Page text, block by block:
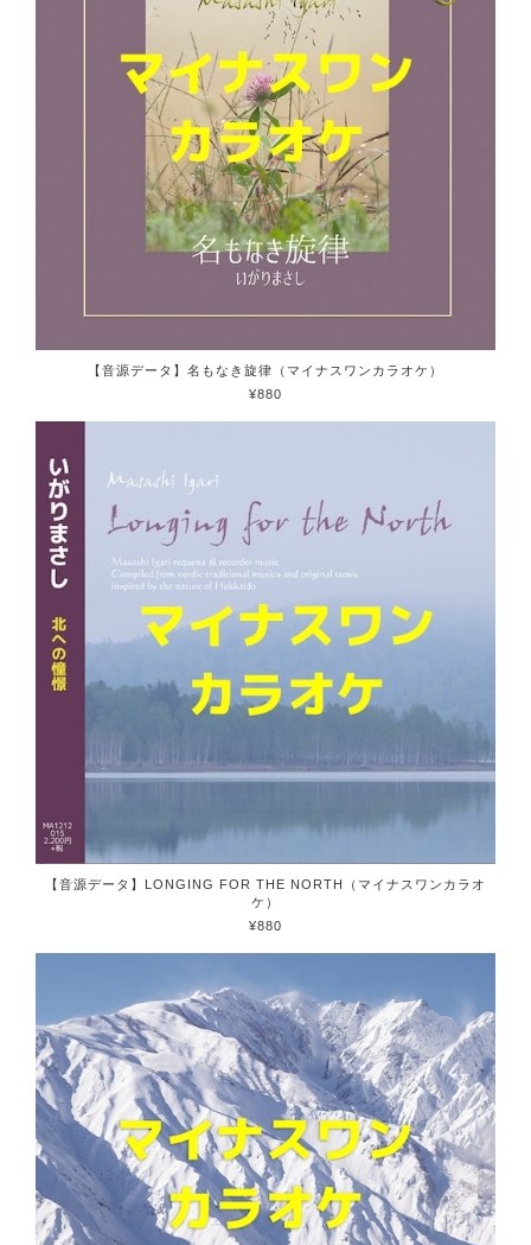
【音源データ】名もなき旋律（マイナスワンカラオケ）
¥880
【音源データ】LONGING FOR THE NORTH（マイナスワンカラオ
ケ）
¥880